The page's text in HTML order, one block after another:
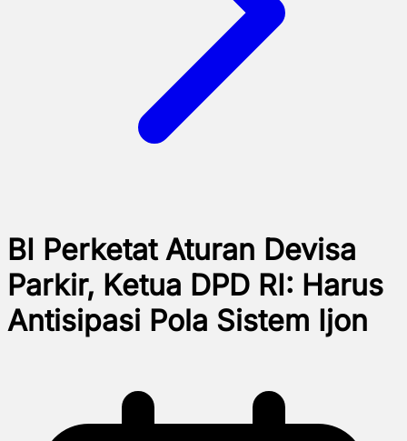
BI Perketat Aturan Devisa
Parkir, Ketua DPD RI: Harus
Antisipasi Pola Sistem Ijon